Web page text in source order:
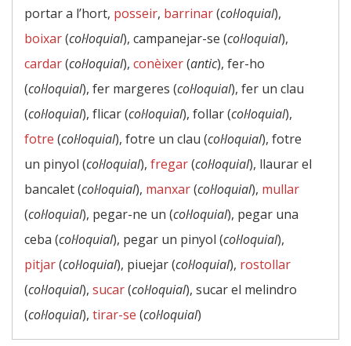
portar a l’hort, posseir, barrinar(col·loquial),
boixar(col·loquial), campanejar-se (col·loquial),
cardar(col·loquial), conèixer(antic), fer-ho
(col·loquial), fer margeres (col·loquial), fer un clau
(col·loquial), flicar (col·loquial), follar (col·loquial),
fotre (col·loquial), fotre un clau (col·loquial), fotre
un pinyol (col·loquial), fregar(col·loquial), llaurar el
bancalet (col·loquial), manxar(col·loquial), mullar
(col·loquial), pegar-ne un (col·loquial), pegar una
ceba (col·loquial), pegar un pinyol (col·loquial),
pitjar(col·loquial), piuejar (col·loquial), rostollar
(col·loquial), sucar(col·loquial), sucar el melindro
(col·loquial), tirar-se (col·loquial)